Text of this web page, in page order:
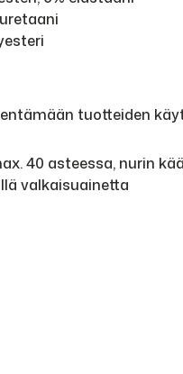
tuotteiden
40 asteessa, nurin
valkaisuainetta